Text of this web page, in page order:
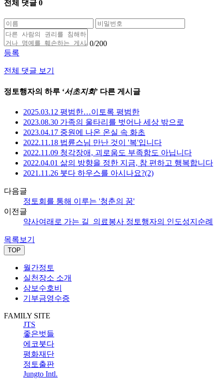
전체 댓글 0
0/200
등록
전체 댓글 보기
정토행자의 하루 ‘서초지회’ 다른 게시글
2025.03.12 평범한…이토록 평범한
2023.08.30 가족의 울타리를 벗어나 세상 밖으로
2023.04.17 중원에 나온 온실 속 화초
2022.11.18 법륜스님 만난 것이 '복'입니다
2022.11.09 청각장애, 괴로움도 부족함도 아닙니다
2022.04.01 삶의 방향을 정한 지금, 참 편하고 행복합니다
2021.11.26 붓다 하우스를 아시나요?(2)
다음글
정토회를 통해 이루는 '청춘의 꿈'
이전글
약사여래로 가는 길_의료봉사 정토행자의 인도성지순례
목록보기
TOP
월간정토
실천장소 소개
삼보수호비
기부금영수증
FAMILY SITE
JTS
좋은벗들
에코붓다
평화재단
정토출판
Jungto Intl.